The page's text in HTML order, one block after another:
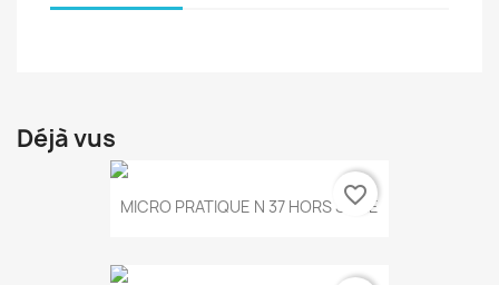
Déjà vus
MICRO PRATIQUE N 37 HORS SERIE
favorite_border